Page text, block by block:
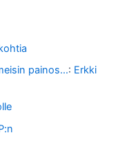
painos...: Erkki